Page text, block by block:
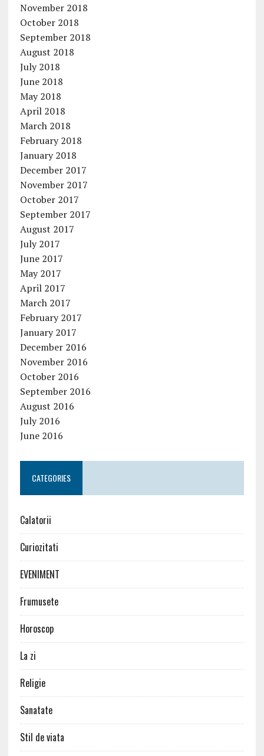
November 2018
October 2018
September 2018
August 2018
July 2018
June 2018
May 2018
April 2018
March 2018
February 2018
January 2018
December 2017
November 2017
October 2017
September 2017
August 2017
July 2017
June 2017
May 2017
April 2017
March 2017
February 2017
January 2017
December 2016
November 2016
October 2016
September 2016
August 2016
July 2016
June 2016
CATEGORIES
Calatorii
Curiozitati
EVENIMENT
Frumusete
Horoscop
La zi
Religie
Sanatate
Stil de viata